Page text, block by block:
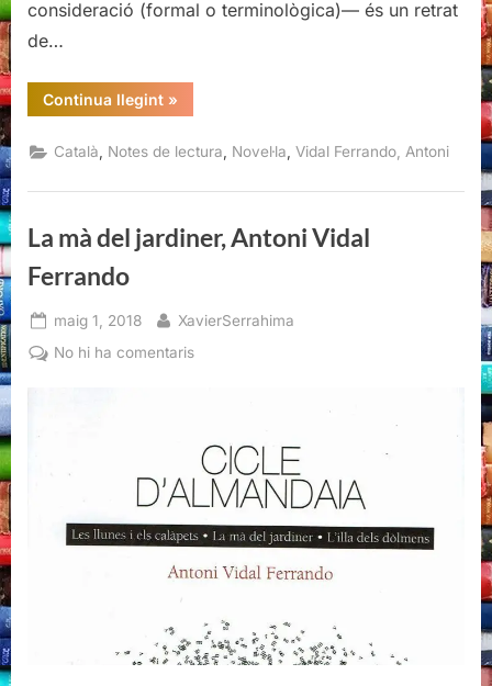
consideració (formal o terminològica)— és un retrat
de…
Continua llegint“L’illa
dels
Antoni
Vidal
»
Català Notes de lectura Novel·la ,Vidal Ferrando, Antoni
La mà del jardiner, Antoni Vidal
Ferrando
Posted
on
maig 1, 2018 By
XavierSerrahima
No hi ha comentarisa
jardiner,
Antoni
Vidal
Ferrando